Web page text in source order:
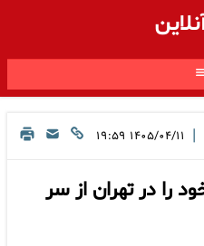
| ۱۴۰۵/۰۴/۱۱ ۱۹:۵۹
را در تهران از سر